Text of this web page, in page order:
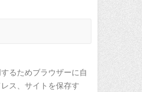
るためブラウザーに自
ス、サイトを保存す